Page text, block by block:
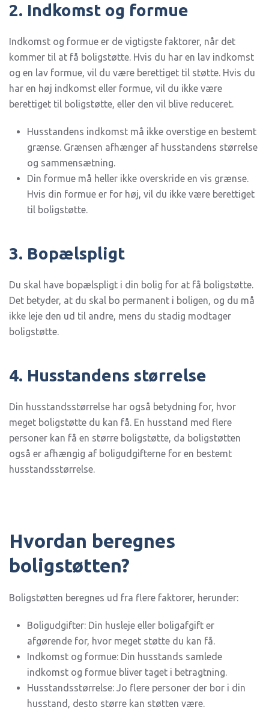
2. Indkomst og formue
Indkomst og formue er de vigtigste faktorer, når det
kommer til at få boligstøtte. Hvis du har en lav indkomst
og en lav formue, vil du være berettiget til støtte. Hvis du
har en høj indkomst eller formue, vil du ikke være
berettiget til boligstøtte, eller den vil blive reduceret.
Husstandens indkomst må ikke overstige en bestemt
grænse. Grænsen afhænger af husstandens størrelse
og sammensætning.
Din formue må heller ikke overskride en vis grænse.
Hvis din formue er for høj, vil du ikke være berettiget
til boligstøtte.
3. Bopælspligt
Du skal have bopælspligt i din bolig for at få boligstøtte.
Det betyder, at du skal bo permanent i boligen, og du må
ikke leje den ud til andre, mens du stadig modtager
boligstøtte.
4. Husstandens størrelse
Din husstandsstørrelse har også betydning for, hvor
meget boligstøtte du kan få. En husstand med flere
personer kan få en større boligstøtte, da boligstøtten
også er afhængig af boligudgifterne for en bestemt
husstandsstørrelse.
Hvordan beregnes
boligstøtten?
Boligstøtten beregnes ud fra flere faktorer, herunder:
Boligudgifter: Din husleje eller boligafgift er
afgørende for, hvor meget støtte du kan få.
Indkomst og formue: Din husstands samlede
indkomst og formue bliver taget i betragtning.
Husstandsstørrelse: Jo flere personer der bor i din
husstand, desto større kan støtten være.